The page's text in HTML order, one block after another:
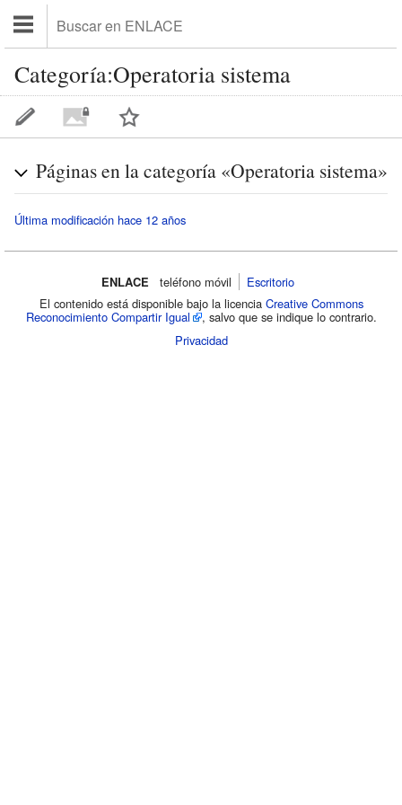
Categoría:Operatoria sistema
Páginas en la categoría «Operatoria sistema»
Última modificación hace 12 años
ENLACE teléfono móvil‌
Escritorio
El contenido está disponible bajo la licencia Creative Commons
Reconocimiento Compartir Igual
, salvo que se indique lo contrario.
Privacidad